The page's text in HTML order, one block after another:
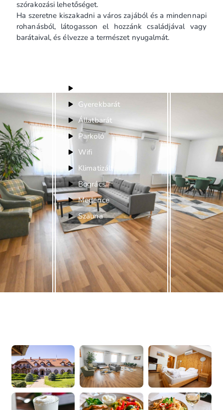
szórakozási lehetőséget.
Ha szeretne kiszakadni a város zajából és a mindennapi
rohanásból, látogasson el hozzánk családjával vagy
barátaival, és élvezze a természet nyugalmát.
Gyerekbarát
Állatbarát
Parkoló
Wifi
Klimatizált
Bogrács
Medence
Szauna